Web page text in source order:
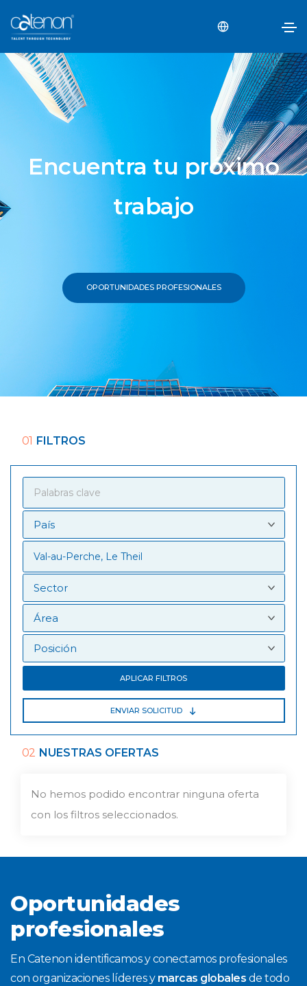
Encuentra tu próximo
trabajo
OPORTUNIDADES PROFESIONALES
01 FILTROS
APLICAR FILTROS
ENVIAR SOLICITUD
02 NUESTRAS OFERTAS
No hemos podido encontrar ninguna oferta
con los filtros seleccionados.
Oportunidades
profesionales
En Catenon identificamos y conectamos profesionales
con organizaciones líderes y marcas globales de todo